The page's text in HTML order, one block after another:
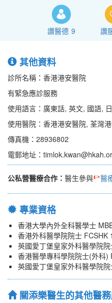
讚醫德 9 讚
其他資料
診所名稱：香港港安醫院
有緊急應診服務
使用語言：廣東話, 英文, 國語,
使用醫院：香港港安醫院, 荃灣
傳真機：28936802
電郵地址：
公私營醫療合作： 醫生參與 醫
專業資格
香港大學內外全科醫學士
香港外科醫學院院士 FCSHK
英國愛丁堡皇家外科醫學院
香港醫學專科學院院士(外科
英國愛丁堡皇家外科醫學院
關添樂醫生的其他醫